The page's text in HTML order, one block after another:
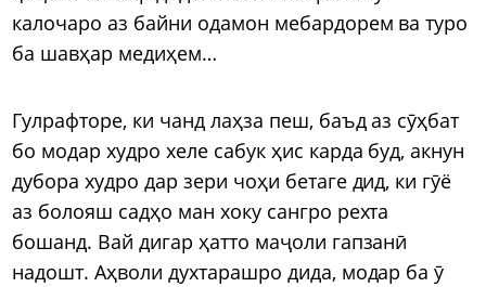
калочаро аз байни одамон мебардорем ва туро
ба шавҳар медиҳем…
Гулрафторе, ки чанд лаҳза пеш, баъд аз сӯҳбат
бо модар худро хеле сабук ҳис карда буд, акнун
дубора худро дар зери чоҳи бетаге дид, ки гӯё
аз болояш садҳо ман хоку сангро рехта
бошанд. Вай дигар ҳатто маҷоли гапзанӣ
надошт. Аҳволи духтарашро дида, модар ба ӯ